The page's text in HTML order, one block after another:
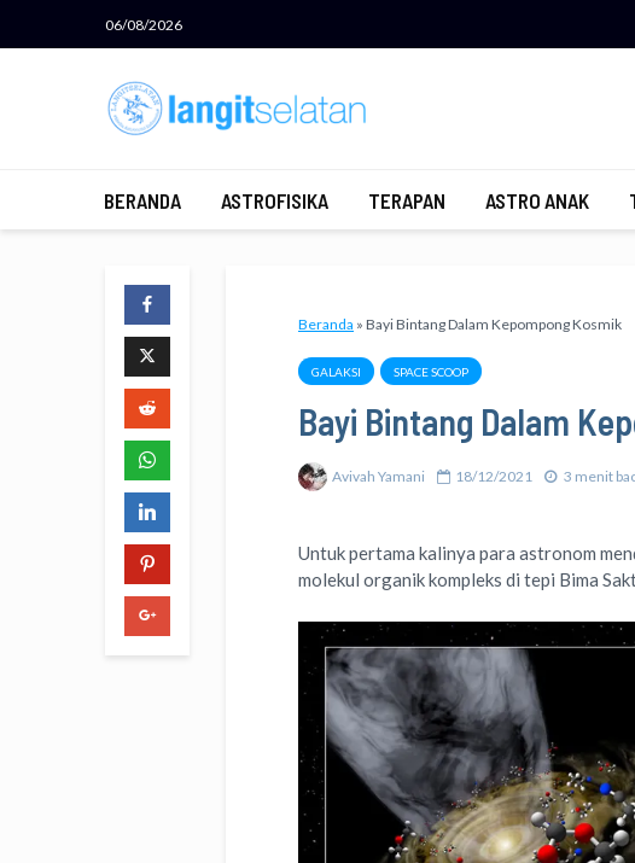
06/08/2026
BERANDA ASTROFISIKA TERAPAN ASTRO ANAK
Beranda » Bayi Bintang Dalam Kepompong Kosmik
GALAKSI SPACE SCOOP
Bayi Bintang Dalam
Avivah Yamani 18/12/2021 3 menit
Untuk pertama kalinya para astronom
molekul organik kompleks di tepi Bima